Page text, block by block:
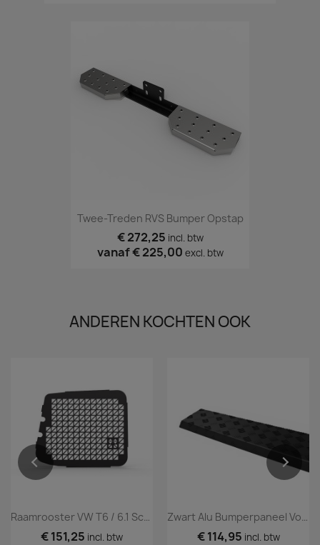
Twee-Treden RVS Bumper Opstap
€ 272,25 incl. btw
vanaf€ 225,00 excl. btw
ANDEREN KOCHTEN OOK
€ 151,25 incl. btw € 114,95 incl. btw